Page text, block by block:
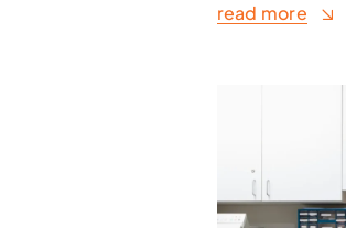
read more